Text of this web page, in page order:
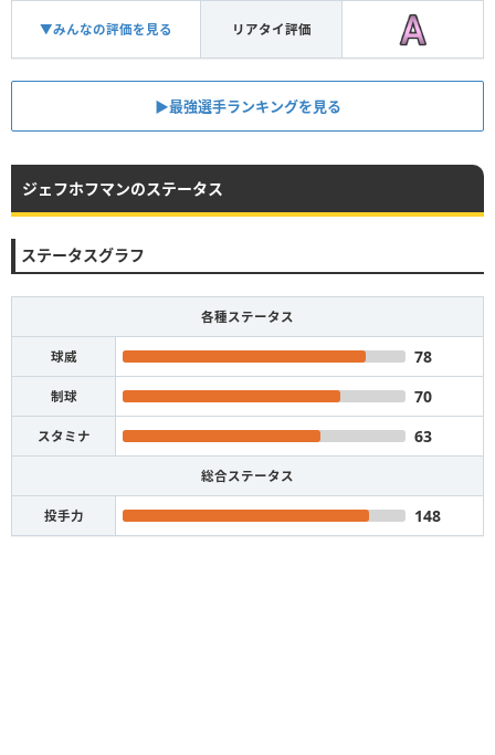
▼みんなの評価を見る リアタイ評価
▶︎最強選手ランキングを見る
ジェフホフマンのステータス
ステータスグラフ
各種ステータス
球威 78
制球 70
スタミナ 63
総合ステータス
投手力 148